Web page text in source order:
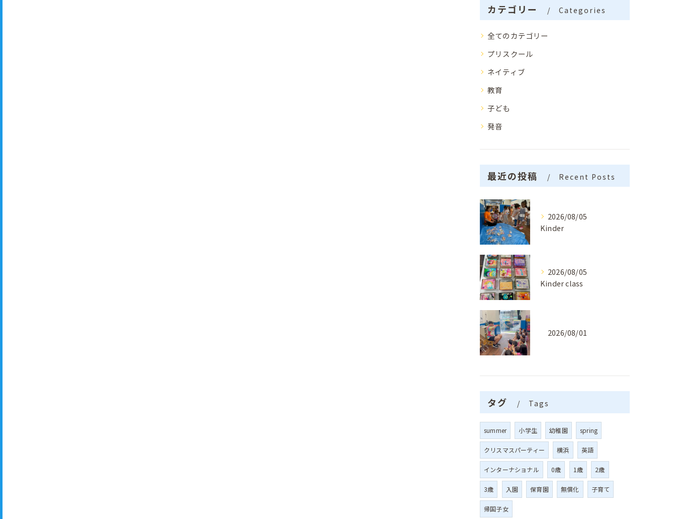
カテゴリー Categories
全てのカテゴリー
プリスクール
ネイティブ
教育
子ども
発音
最近の投稿 Recent Posts
2026/08/05
Kinder
2026/08/05
Kinder class
2026/08/01
タグ Tags
summer 小学生 幼稚園 spring
クリスマスパーティー 横浜 英語
インターナショナル 0歳 1歳 2歳
3歳 入園 保育園 無償化 子育て
帰国子女